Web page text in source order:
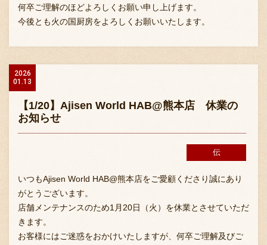
〒869-1107 熊本県菊池郡菊陽町辛川448
FAX 096-349-2288
何卒ご理解のほどよろしくお願い申し上げます。
今後とも火の国厨房をよろしくお願いいたします。
2026
01.13
【1/20】Ajisen World HAB@熊本店 休業の
お知らせ
伝
いつもAjisen World HAB@熊本店をご愛顧くださり誠にあり
がとうございます。
店舗メンテナンスのため1月20日（火）を休業とさせていただ
きます。
お客様にはご迷惑をおかけいたしますが、何卒ご理解及びご